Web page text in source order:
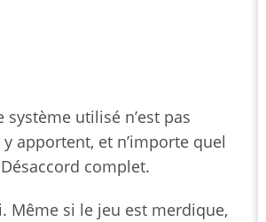
système utilisé n’est pas
apportent, et n’importe quel
complet.
Même si le jeu est merdique,